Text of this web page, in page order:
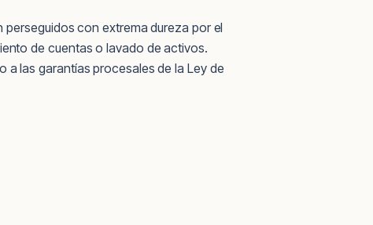
con extrema dureza por el
de cuentas o lavado de activos.
las garantías procesales de la Ley de